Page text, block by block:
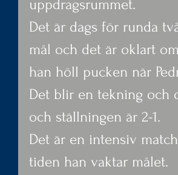
uppdragsrummet.
Det är dags för runda
mål och det är oklart
han höll pucken när
Det blir en tekning
och ställningen är 2-1.
Det är en intensiv
tiden han vaktar målet.